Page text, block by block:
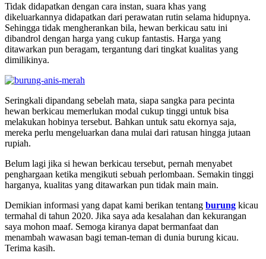
Tidak didapatkan dengan cara instan, suara khas yang
dikeluarkannya didapatkan dari perawatan rutin selama hidupnya.
Sehingga tidak mengherankan bila, hewan berkicau satu ini
dibandrol dengan harga yang cukup fantastis. Harga yang
ditawarkan pun beragam, tergantung dari tingkat kualitas yang
dimilikinya.
Seringkali dipandang sebelah mata, siapa sangka para pecinta
hewan berkicau memerlukan modal cukup tinggi untuk bisa
melakukan hobinya tersebut. Bahkan untuk satu ekornya saja,
mereka perlu mengeluarkan dana mulai dari ratusan hingga jutaan
rupiah.
Belum lagi jika si hewan berkicau tersebut, pernah menyabet
penghargaan ketika mengikuti sebuah perlombaan. Semakin tinggi
harganya, kualitas yang ditawarkan pun tidak main main.
Demikian informasi yang dapat kami berikan tentang burung kicau
termahal di tahun 2020. Jika saya ada kesalahan dan kekurangan
saya mohon maaf. Semoga kiranya dapat bermanfaat dan
menambah wawasan bagi teman-teman di dunia burung kicau.
Terima kasih.